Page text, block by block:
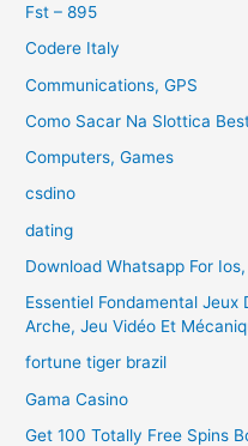
Fst – 895
Codere Italy
Communications, GPS
Como Sacar Na Slottica
Computers, Games
csdino
dating
Download Whatsapp For
Essentiel Fondamental
Arche, Jeu Vidéo Et
fortune tiger brazil
Gama Casino
Get 100 Totally Free Spins